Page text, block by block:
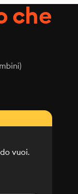
che
vuoi.